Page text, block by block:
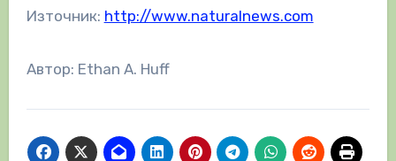
Източник: http://www.naturalnews.com
Автор: Ethan A. Huff